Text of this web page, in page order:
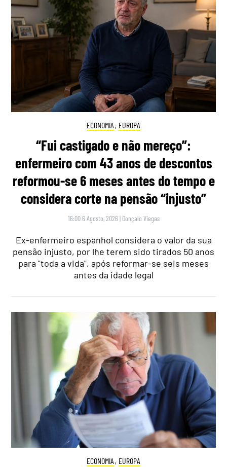
ECONOMIA , EUROPA
“Fui castigado e não mereço”:
enfermeiro com 43 anos de descontos
reformou-se 6 meses antes do tempo e
considera corte na pensão “injusto”
16:00 6 Agosto, 2026 | Gonçalo Viegas
Ex-enfermeiro espanhol considera o valor da sua
pensão injusto, por lhe terem sido tirados 50 anos
para "toda a vida", após reformar-se seis meses
antes da idade legal
ECONOMIA , EUROPA